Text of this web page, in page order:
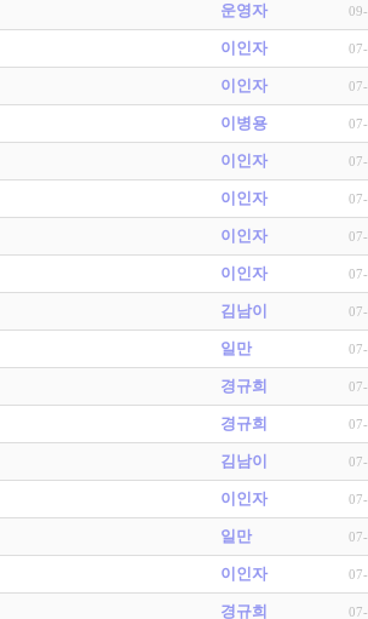
운영자
이인자
이인자
이병용
이인자
이인자
이인자
이인자
김남이
일만
경규희
경규희
김남이
이인자
일만
이인자
경규희